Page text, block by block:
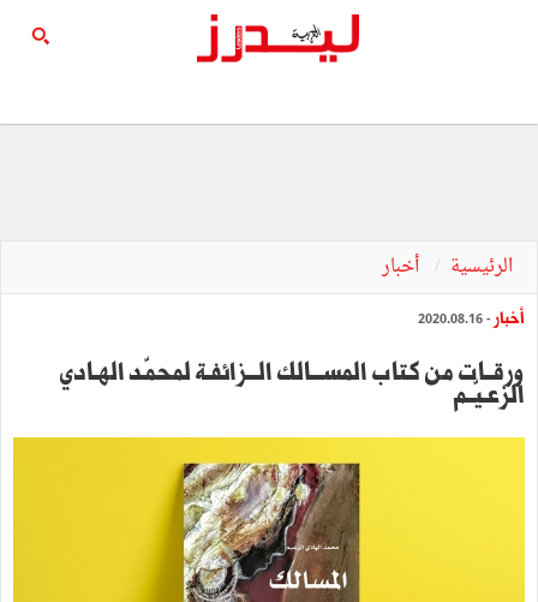
الرئيسية أخبار
أخبار - 2020.08.16
ورقــات من كتاب المســـالك الـــزائفـة لمحمّـد الهـادي
الزعـيّــم